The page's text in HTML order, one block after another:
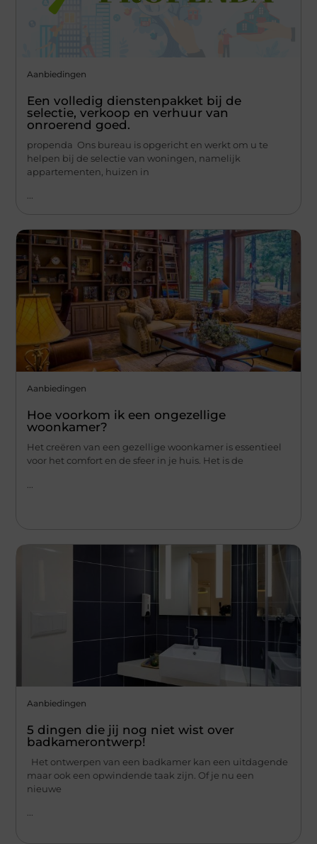
Aanbiedingen
Een volledig dienstenpakket bij de
selectie, verkoop en verhuur van
onroerend goed.
propenda Ons bureau is opgericht en werkt om u te
helpen bij de selectie van woningen, namelijk
appartementen, huizen in
...
Aanbiedingen
Hoe voorkom ik een ongezellige
woonkamer?
Het creëren van een gezellige woonkamer is essentieel
voor het comfort en de sfeer in je huis. Het is de
Aanbiedingen
5 dingen die jij nog niet wist over
badkamerontwerp!
Het ontwerpen van een badkamer kan een uitdagende
maar ook een opwindende taak zijn. Of je nu een
nieuwe